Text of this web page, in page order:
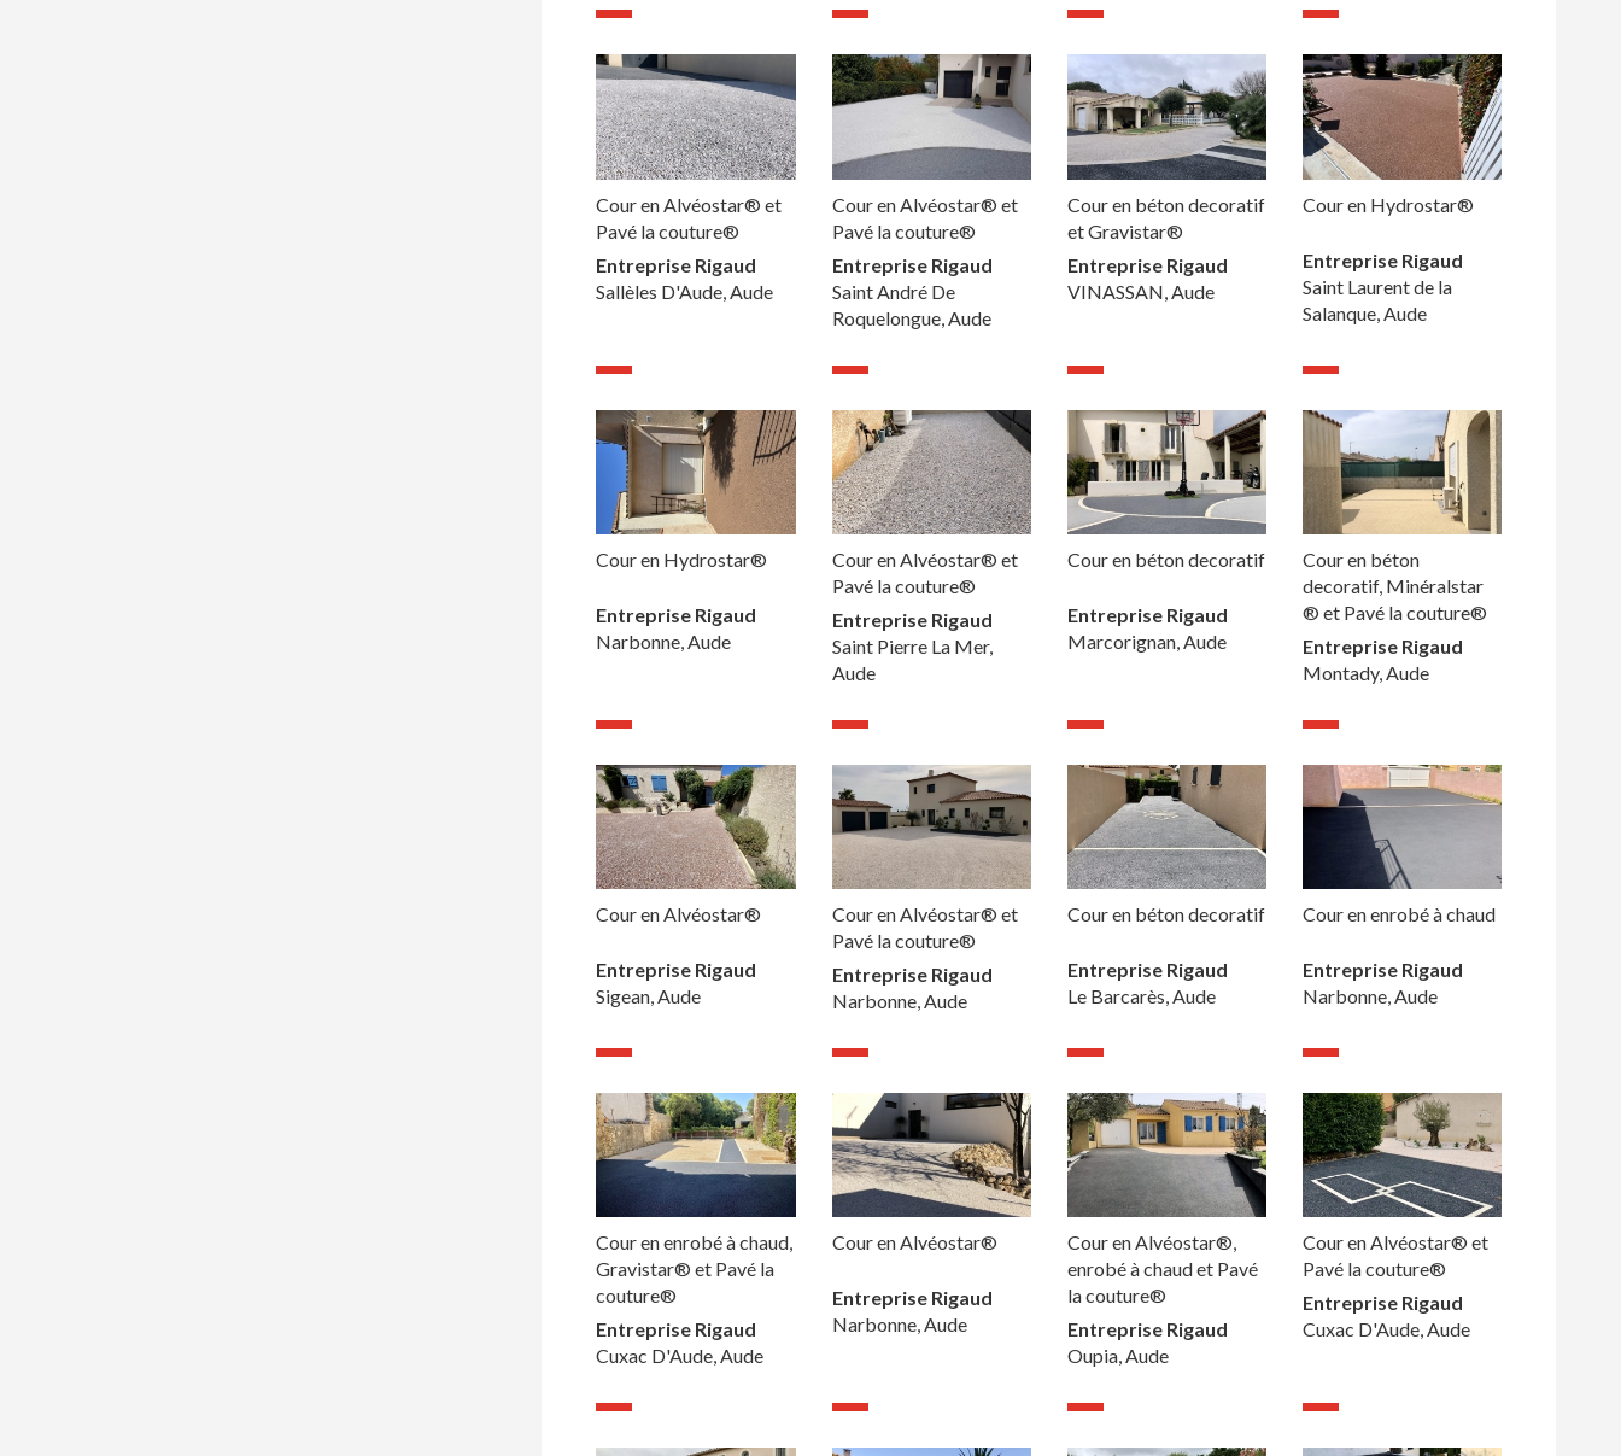
Cour en Alvéostar® et
Pavé la couture®
Entreprise Rigaud
Sallèles D'Aude, Aude
Cour en Alvéostar® et
Pavé la couture®
Entreprise Rigaud
Saint André De
Roquelongue, Aude
Cour en béton decoratif
et Gravistar®
Entreprise Rigaud
VINASSAN, Aude
Cour en Hydrostar®
Entreprise Rigaud
Saint Laurent de la
Salanque, Aude
Cour en Hydrostar®
Entreprise Rigaud
Narbonne, Aude
Cour en Alvéostar® et
Pavé la couture®
Entreprise Rigaud
Saint Pierre La Mer,
Aude
Cour en béton decoratif
Entreprise Rigaud
Marcorignan, Aude
Cour en béton
decoratif, Minéralstar
® et Pavé la couture®
Entreprise Rigaud
Montady, Aude
Cour en Alvéostar®
Entreprise Rigaud
Sigean, Aude
Cour en Alvéostar® et
Pavé la couture®
Entreprise Rigaud
Narbonne, Aude
Cour en béton decoratif
Entreprise Rigaud
Le Barcarès, Aude
Cour en enrobé à chaud
Entreprise Rigaud
Narbonne, Aude
Cour en enrobé à chaud,
Gravistar® et Pavé la
couture®
Entreprise Rigaud
Cuxac D'Aude, Aude
Cour en Alvéostar®
Entreprise Rigaud
Narbonne, Aude
Cour en Alvéostar®,
enrobé à chaud et Pavé
la couture®
Entreprise Rigaud
Oupia, Aude
Cour en Alvéostar® et
Pavé la couture®
Entreprise Rigaud
Cuxac D'Aude, Aude